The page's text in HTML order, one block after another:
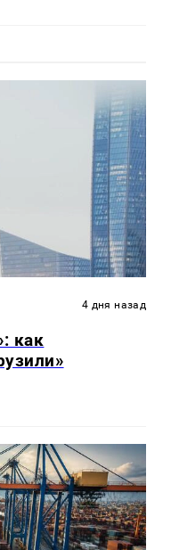
4 дня назад
как